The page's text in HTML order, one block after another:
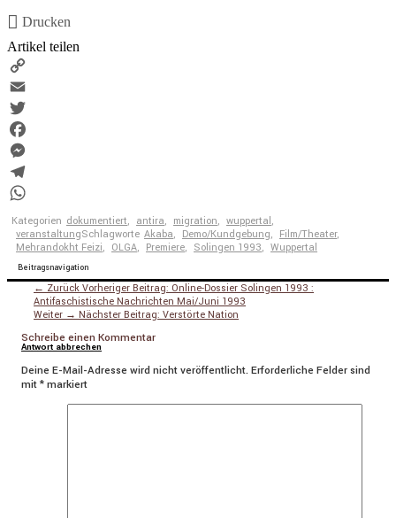
Drucken
Artikel teilen
Copy
Link
Email
Twitter
Facebook
Messenger
Telegram
WhatsApp
Kategorien dokumentiert, antira, migration, wuppertal,
veranstaltungSchlagworte Akaba, Demo/Kundgebung, Film/Theater,
Mehrandokht Feizi, OLGA, Premiere, Solingen 1993, Wuppertal
Beitragsnavigation
← Zurück Vorheriger Beitrag: Online-Dossier Solingen 1993 :
Antifaschistische Nachrichten Mai/Juni 1993
Weiter → Nächster Beitrag: Verstörte Nation
Schreibe einen Kommentar
Antwort abbrechen
Deine E-Mail-Adresse wird nicht veröffentlicht. Erforderliche Felder sind
mit*markiert